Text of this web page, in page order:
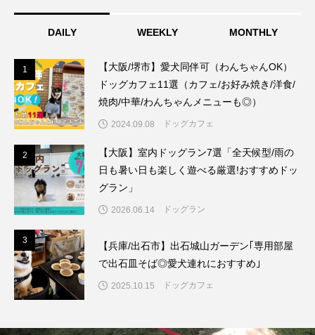
DAILY WEEKLY MONTHLY
1
【大阪/堺市】愛犬同伴可（わんちゃんOK）
ドッグカフェ11選（カフェ/お好み焼き/洋食/
焼肉/中華/わんちゃんメニューも◎）
2024.09.08 ドッグカフェ
2
【大阪】室内ドッグラン7選「全天候型/雨の
日も暑い日も楽しく遊べる厳選!おすすめドッ
グラン」
2026.06.14 ドッグラン
3
【兵庫/出石市】出石城山ガーデン｢専用部屋
で出石皿そば◎愛犬連れにおすすめ｣
2025.10.15 ドッグカフェ